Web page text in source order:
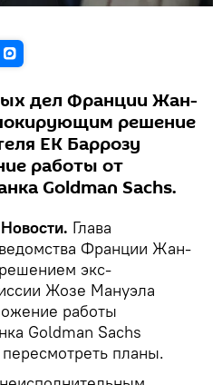
дел Франции Жан-
решение
ЕК Баррозу
работы от
Goldman Sachs.
Глава
Франции Жан-
экс-
Жозе Мануэла
работы
Goldman Sachs
планы.